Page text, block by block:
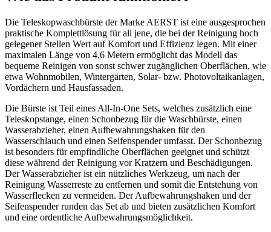
Die Teleskopwaschbürste der Marke AERST ist eine ausgesprochen
praktische Komplettlösung für all jene, die bei der Reinigung hoch
gelegener Stellen Wert auf Komfort und Effizienz legen. Mit einer
maximalen Länge von 4,6 Metern ermöglicht das Modell das
bequeme Reinigen von sonst schwer zugänglichen Oberflächen, wie
etwa Wohnmobilen, Wintergärten, Solar- bzw. Photovoltaikanlagen,
Vordächern und Hausfassaden.
Die Bürste ist Teil eines All-In-One Sets, welches zusätzlich eine
Teleskopstange, einen Schonbezug für die Waschbürste, einen
Wasserabzieher, einen Aufbewahrungshaken für den
Wasserschlauch und einen Seifenspender umfasst. Der Schonbezug
ist besonders für empfindliche Oberflächen geeignet und schützt
diese während der Reinigung vor Kratzern und Beschädigungen.
Der Wasserabzieher ist ein nützliches Werkzeug, um nach der
Reinigung Wasserreste zu entfernen und somit die Entstehung von
Wasserflecken zu vermeiden. Der Aufbewahrungshaken und der
Seifenspender runden das Set ab und bieten zusätzlichen Komfort
und eine ordentliche Aufbewahrungsmöglichkeit.